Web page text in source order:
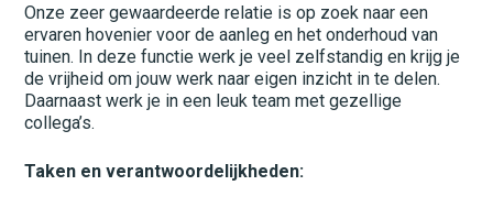
Onze zeer gewaardeerde relatie is op zoek naar een
ervaren hovenier voor de aanleg en het onderhoud van
tuinen. In deze functie werk je veel zelfstandig en krijg je
de vrijheid om jouw werk naar eigen inzicht in te delen.
Daarnaast werk je in een leuk team met gezellige
collega’s.
Taken en verantwoordelijkheden:
Bouw
Elektrotechniek
Fietswinkel